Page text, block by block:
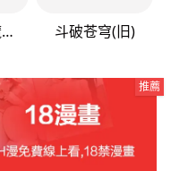
重生之我在魔教耍长枪 斗破苍穹(旧)
推薦